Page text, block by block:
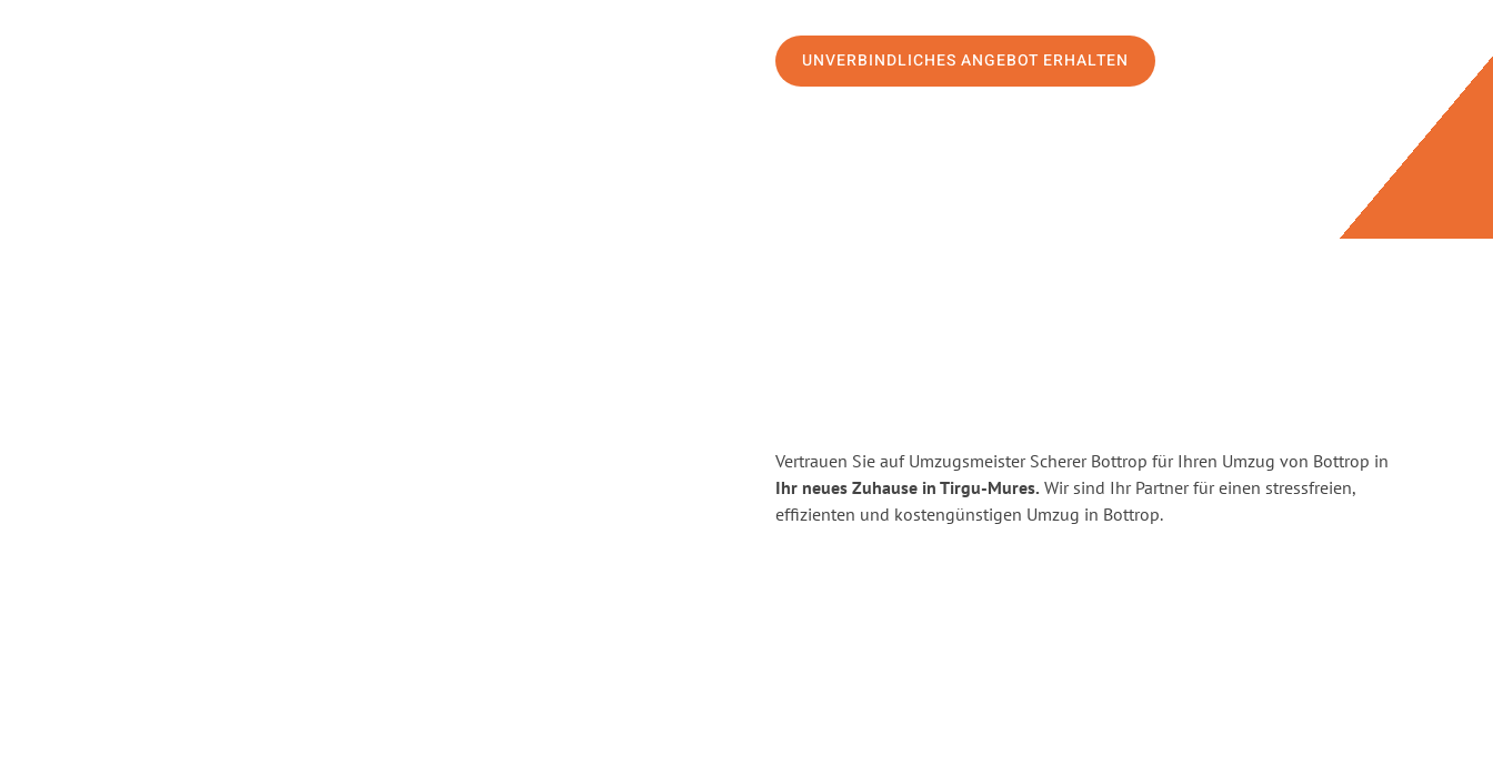
UNVERBINDLICHES ANGEBOT ERHALTEN
Vertrauen Sie auf Umzugsmeister Scherer Bottrop für Ihren Umzug von Bottrop in
Ihr neues Zuhause in Tirgu-Mures. Wir sind Ihr Partner für einen stressfreien,
effizienten und kostengünstigen Umzug in Bottrop.